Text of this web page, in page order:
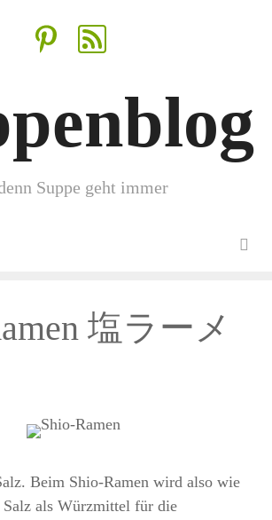
Suppe geht immer
塩ラーメ
Beim Shio-Ramen wird also wie
Salz als Würzmittel für die